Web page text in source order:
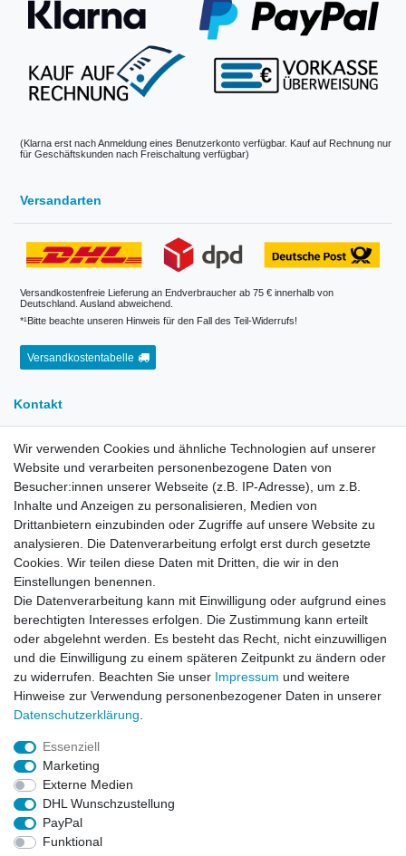
(Klarna erst nach Anmeldung eines Benutzerkonto verfügbar. Kauf auf Rechnung nur
für Geschäftskunden nach Freischaltung verfügbar)
Versandarten
Versandkostenfreie Lieferung an Endverbraucher ab 75 € innerhalb von
Deutschland. Ausland abweichend.
*¹Bitte beachte unseren Hinweis für den Fall des Teil-Widerrufs!
Versandkostentabelle
Kontakt
E-Mail:info[at]kreativplotter.de
Telefon:0202-87063640
Öffnungszeiten:
Montag bis Freitag von 8.30 - 15.30 Uhr
Kontaktformular
Informationen
Registrieren
Widerrufsrecht
Datenschutzerklärung
AGB
Impressum
Widerrufsbutton
Wir verwenden Cookies und ähnliche Technologien auf unserer
Website und verarbeiten personenbezogene Daten von
Besucher:innen unserer Webseite (z.B. IP-Adresse), um z.B.
Inhalte und Anzeigen zu personalisieren, Medien von
Drittanbietern einzubinden oder Zugriffe auf unsere Website zu
analysieren. Die Datenverarbeitung erfolgt erst durch gesetzte
Cookies. Wir teilen diese Daten mit Dritten, die wir in den
Einstellungen benennen.
Die Datenverarbeitung kann mit Einwilligung oder aufgrund eines
berechtigten Interesses erfolgen. Die Zustimmung kann erteilt
oder abgelehnt werden. Es besteht das Recht, nicht einzuwilligen
und die Einwilligung zu einem späteren Zeitpunkt zu ändern oder
zu widerrufen. Beachten Sie unser Impressum und weitere
Hinweise zur Verwendung personenbezogener Daten in unserer
Daten­schutz­erklärung
Essenziell
Marketing
Externe Medien
DHL Wunschzustellung
PayPal
Funktional